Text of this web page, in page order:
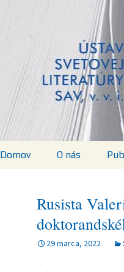
Ústav
verejná výskumná
Domov O nás
Pracovníčky a
pracovníci
Projekty
Rusista
29 marca, 2022